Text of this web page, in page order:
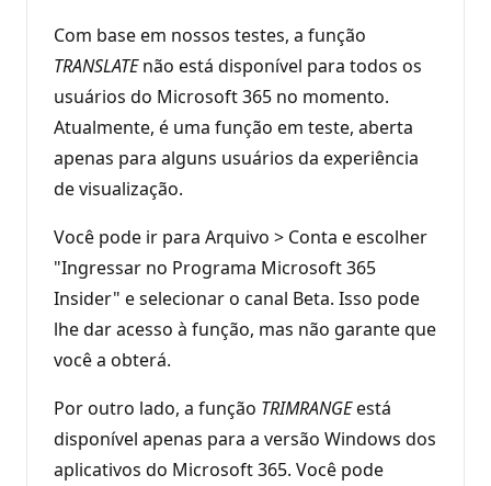
Com base em nossos testes, a função
TRANSLATEnão está disponível para todos os
usuários do Microsoft 365 no momento.
Atualmente, é uma função em teste, aberta
apenas para alguns usuários da experiência
de visualização.
Você pode ir para Arquivo > Conta e escolher
"Ingressar no Programa Microsoft 365
Insider" e selecionar o canal Beta. Isso pode
lhe dar acesso à função, mas não garante que
você a obterá.
Por outro lado, a função TRIMRANGEestá
disponível apenas para a versão Windows dos
aplicativos do Microsoft 365. Você pode